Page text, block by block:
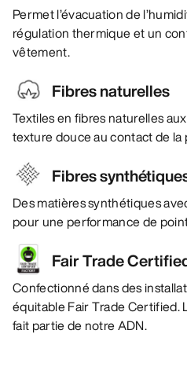
Permet l’évacuation de
régulation thermique et un
vêtement.
Fibres naturelles
Textiles en fibres naturelles
texture douce au contact de la
Fibres
Des matières synthétiques
pour une performance de
Fair Trade
Confectionné dans des
équitable Fair Trade Certified.
fait partie de notre ADN.